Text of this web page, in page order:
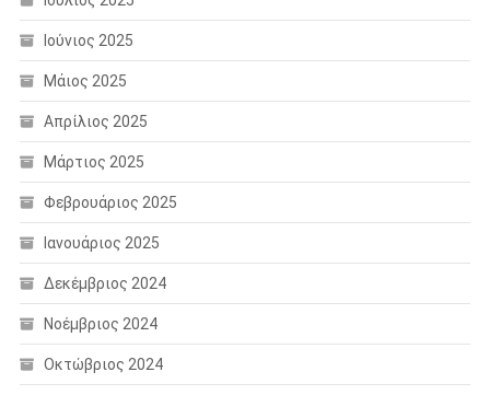
Ιούνιος 2025
Μάιος 2025
Απρίλιος 2025
Μάρτιος 2025
Φεβρουάριος 2025
Ιανουάριος 2025
Δεκέμβριος 2024
Νοέμβριος 2024
Οκτώβριος 2024